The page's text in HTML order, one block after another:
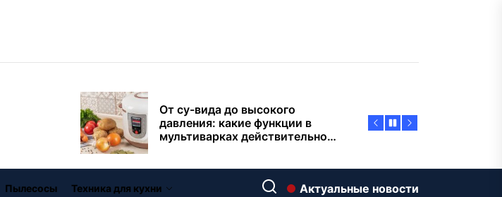
давления: какие функции в
переплачиват
Современный интерьер: как
вписать классическую
чугунную ванну Goldman в
выбираем между
Пылесосы Техника для кухни Актуальные новости